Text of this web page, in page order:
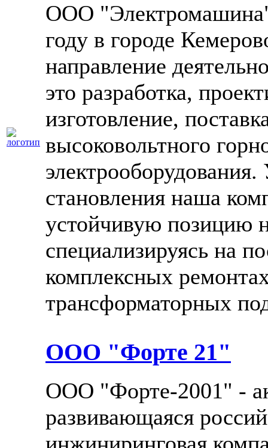
ООО
году в городе
направление
это разработка,
изготовление,
высоковольтного
становления наша
устойчивую позицию
специализируясь на
комплексных
трансформаторных
ООО "Форте 21"
ООО "Форте-2001" -
развивающаяся